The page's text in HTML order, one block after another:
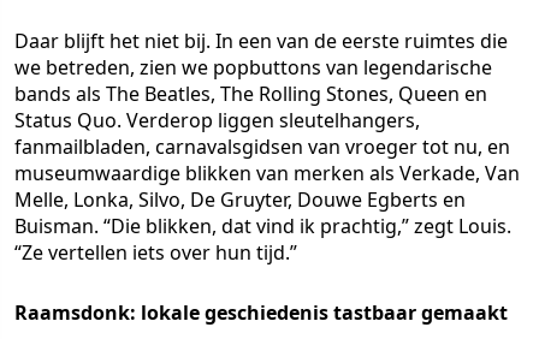
Daar blijft het niet bij. In een van de eerste ruimtes die
we betreden, zien we popbuttons van legendarische
bands als The Beatles, The Rolling Stones, Queen en
Status Quo. Verderop liggen sleutelhangers,
fanmailbladen, carnavalsgidsen van vroeger tot nu, en
museumwaardige blikken van merken als Verkade, Van
Melle, Lonka, Silvo, De Gruyter, Douwe Egberts en
Buisman. “Die blikken, dat vind ik prachtig,” zegt Louis.
“Ze vertellen iets over hun tijd.”
Raamsdonk: lokale geschiedenis tastbaar gemaakt